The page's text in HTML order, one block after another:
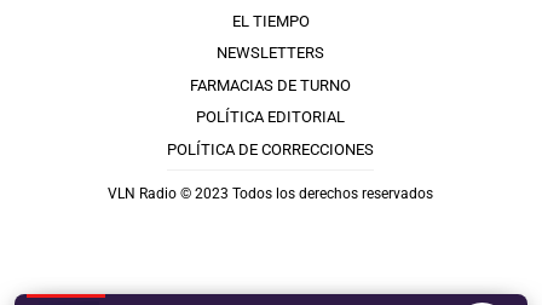
EL TIEMPO
NEWSLETTERS
FARMACIAS DE TURNO
POLÍTICA EDITORIAL
POLÍTICA DE CORRECCIONES
VLN Radio © 2023 Todos los derechos reservados